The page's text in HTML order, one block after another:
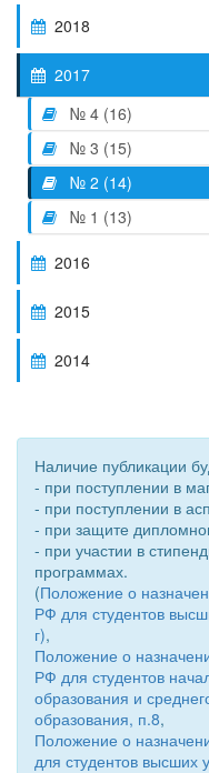
2018
2017
№ 4 (16)
№ 3 (15)
№ 2 (14)
№ 1 (13)
2016
2015
2014
Наличие публикации
- при поступлении в
- при поступлении в
- при защите
- при участии в
программах.
(Положение о
РФ для студентов
г),
Положение о
РФ для студентов
образования и
образования, п.8,
Положение о
для студентов высших